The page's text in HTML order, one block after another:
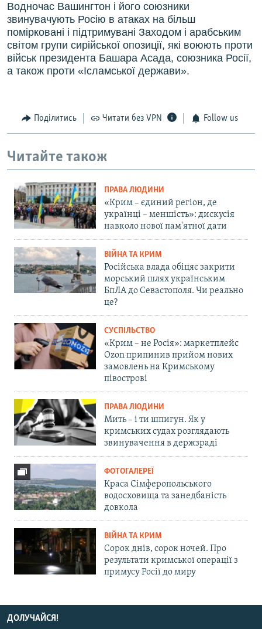
Водночас Вашингтон і його союзники
звинувачують Росію в атаках на більш
помірковані і підтримувані Заходом і арабським
світом групи сирійської опозиції, які воюють проти
військ президента Башара Асада, союзника Росії,
а також проти «Ісламської держави».
Поділитись Читати без VPN Follow us
Читайте також
ПРАВА ЛЮДИНИ
«Крим – єдиний регіон, де
українці – меншість»: дискусія
навколо нової пам'ятної дати
ВІЙНА ТА КРИМ
Російська влада обіцяє закрити
морський шлях українським
БпЛА до Севастополя. Чи реально
це?
СУСПІЛЬСТВО
«Крим – не Росія»: маркетплейс
Ozon припинив прийом нових
замовлень на Кримському
півострові
ПРАВА ЛЮДИНИ
Мить – і ти шпигун. Як у
кримських судах розглядають
звинувачення в держзраді
ФОТОГАЛЕРЕЇ
Краса Сімферопольського
водосховища та занедбаність
довкола
ВІЙНА ТА КРИМ
Сорок днів, сорок ночей. Про
результати кримської операції з
примусу Росії до миру
ДОЛУЧАЙСЯ!